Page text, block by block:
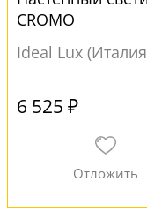
CROMO
Ideal Lux
6 525 ₽